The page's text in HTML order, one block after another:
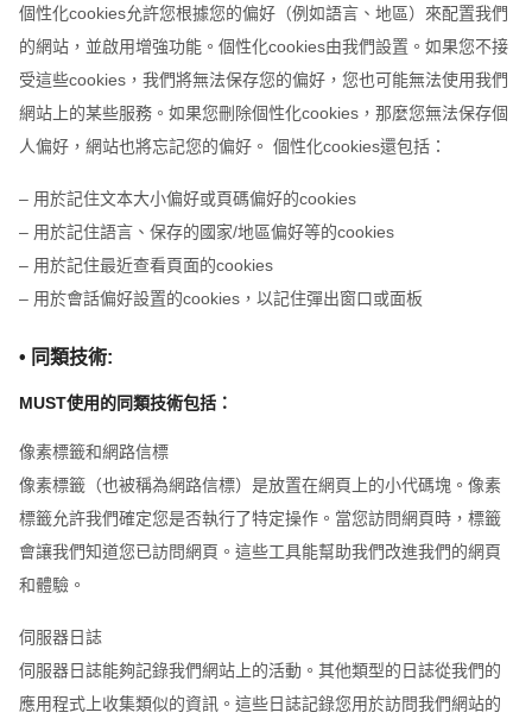
個性化cookies允許您根據您的偏好（例如語言、地區）來配置我們
的網站，並啟用增強功能。個性化cookies由我們設置。如果您不接
受這些cookies，我們將無法保存您的偏好，您也可能無法使用我們
網站上的某些服務。如果您刪除個性化cookies，那麼您無法保存個
人偏好，網站也將忘記您的偏好。 個性化cookies還包括：
– 用於記住文本大小偏好或頁碼偏好的cookies
– 用於記住語言、保存的國家/地區偏好等的cookies
– 用於記住最近查看頁面的cookies
– 用於會話偏好設置的cookies，以記住彈出窗口或面板
• 同類技術:
MUST使用的同類技術包括：
像素標籤和網路信標
像素標籤（也被稱為網路信標）是放置在網頁上的小代碼塊。像素
標籤允許我們確定您是否執行了特定操作。當您訪問網頁時，標籤
會讓我們知道您已訪問網頁。這些工具能幫助我們改進我們的網頁
和體驗。
伺服器日誌
伺服器日誌能夠記錄我們網站上的活動。其他類型的日誌從我們的
應用程式上收集類似的資訊。這些日誌記錄您用於訪問我們網站的